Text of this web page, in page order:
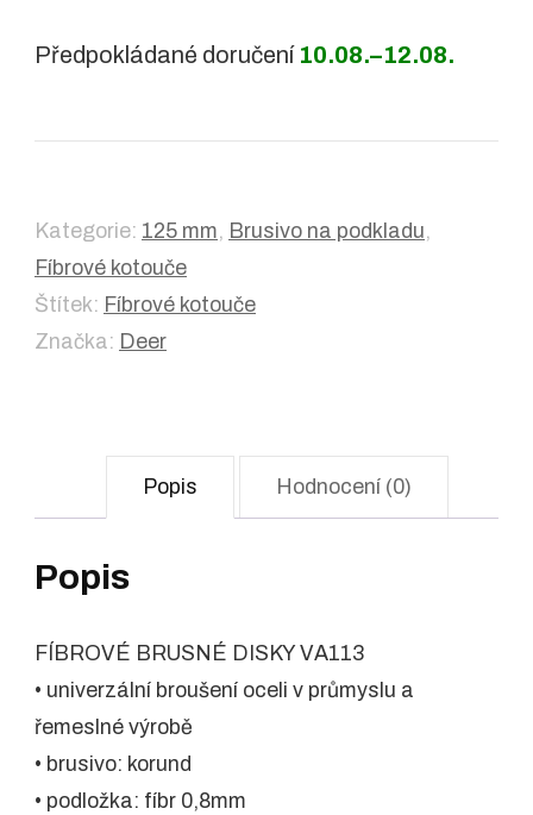
Předpokládané doručení 10.08.–12.08.
Kategorie: 125 mm, Brusivo na podkladu,
Fíbrové kotouče
Štítek: Fíbrové kotouče
Značka: Deer
Popis Hodnocení (0)
Popis
FÍBROVÉ BRUSNÉ DISKY VA113
• univerzální broušení oceli v průmyslu a
řemeslné výrobě
• brusivo: korund
• podložka: fíbr 0,8mm